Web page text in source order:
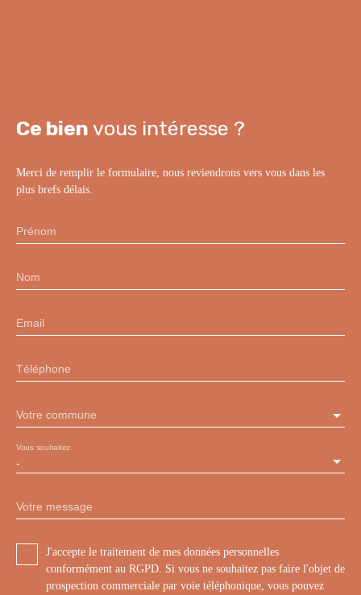
Ce bien vous intéresse ?
Merci de remplir le formulaire, nous reviendrons vers vous dans les
plus brefs délais.
Prénom
Nom
Email
Téléphone
Votre commune
-
Vous souhaitez
Votre message
J'accepte le traitement de mes données personnelles
conformément au RGPD. Si vous ne souhaitez pas faire l'objet de
prospection commerciale par voie téléphonique, vous pouvez